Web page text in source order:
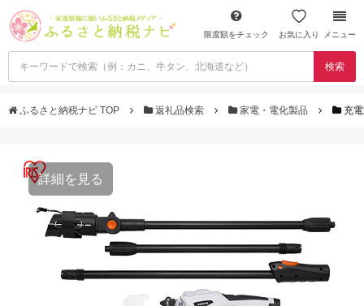
限度額をチェック お気に入り メニュー
検索
ふるさと納税ナビ TOP 返礼品検索 家電・電化製品 充
詳細を見る